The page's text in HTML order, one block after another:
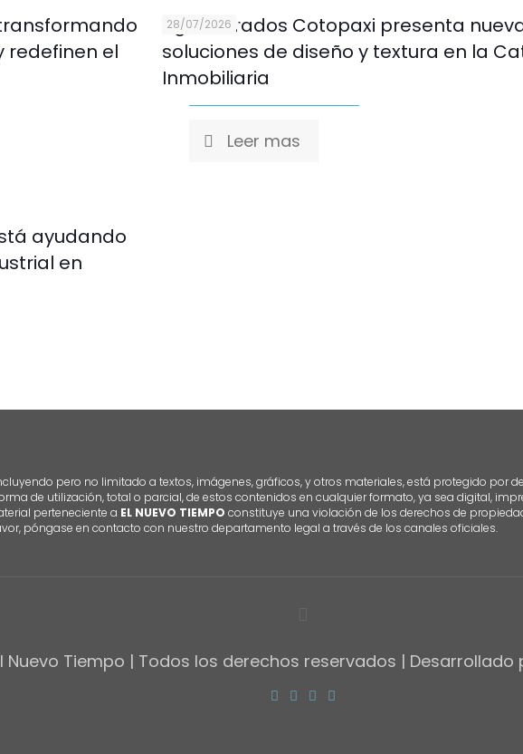
redefinen el
28/07/2026
Aglomerados Cotopaxi presenta
soluciones de diseño y textura en la
Inmobiliaria
Leer mas
ayudando
en
pero no limitado a textos, imágenes, gráficos, y otros materiales, está protegido por
de utilización, total o parcial, de estos contenidos en cualquier formato, ya sea digital,
perteneciente a EL NUEVO TIEMPO constituye una violación de los derechos de
póngase en contacto con nuestro departamento legal a través de los canales oficiales.
Nuevo Tiempo | Todos los derechos reservados | Desarrollado